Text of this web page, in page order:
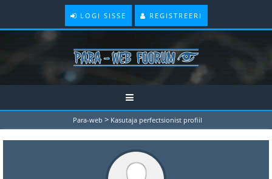
LOGI SISSE REGISTREERI
Para-web > Kasutaja perfectsionist profiil